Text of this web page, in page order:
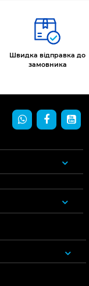
Швидка відправка до
замовника